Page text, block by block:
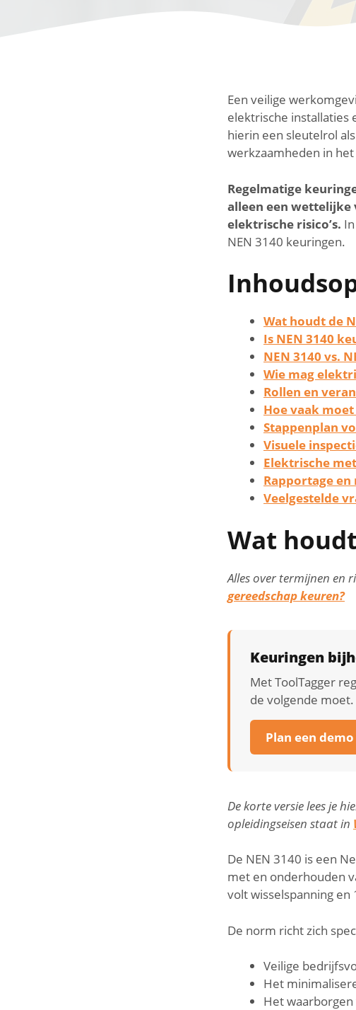
Een veilige
elektrische installaties
hierin een sleutelrol
werkzaamheden in
Regelmatige
alleen een wettelijke
elektrische risico’s.
NEN 3140 keuringen.
Wat houdt de
Is NEN 3140
NEN 3140 vs.
Wie mag
Rollen en
Hoe vaak
Stappenplan
Visuele
Elektrische
Rapportage
Veelgestelde
Wat
Alles over termijnen en
gereedschap keuren?
Keuringen
Met ToolTagger
de volgende
Plan een
De korte versie lees je
opleidingseisen staat in
De NEN 3140 is een
met en onderhouden
volt wisselspanning en
De norm richt zich
Veilige
Het
Het